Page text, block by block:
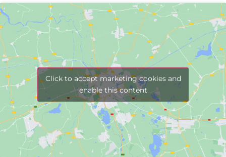
Click to accept marketing cookies and
enable this content